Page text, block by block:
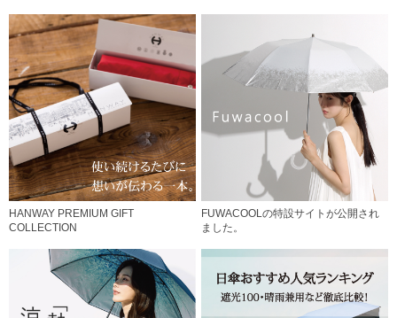
HANWAY PREMIUM GIFT
COLLECTION
FUWACOOLの特設サイトが公開され
ました。